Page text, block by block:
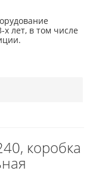
х лет, в том числе
коробка